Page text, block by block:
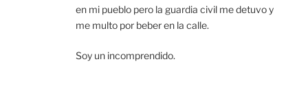
en mi pueblo pero la guardia civil me detuvo y
me multo por beber en la calle.
Soy un incomprendido.